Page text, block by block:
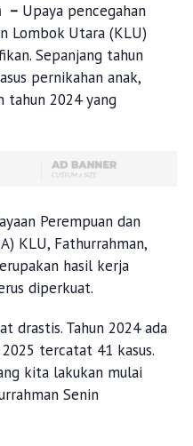
– Upaya pencegahan
Lombok Utara (KLU)
Sepanjang tahun
pernikahan anak,
tahun 2024 yang
Perempuan dan
KLU, Fathurrahman,
hasil kerja
diperkuat.
drastis. Tahun 2024 ada
tercatat 41 kasus.
kita lakukan mulai
Senin